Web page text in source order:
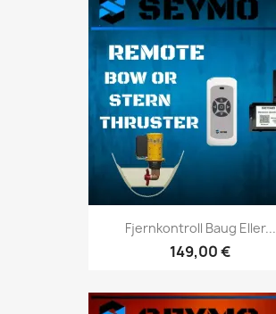
Fjernkontroll Baug Eller...
149,00 €